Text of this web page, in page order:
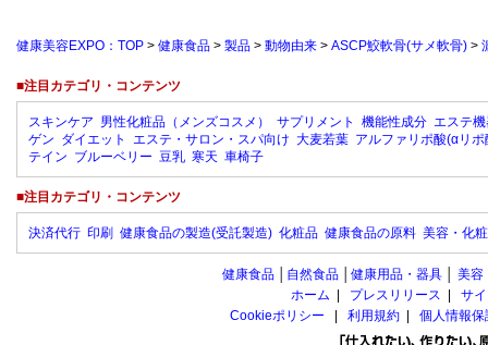
健康美容EXPO：TOP > 健康食品 > 製品 > 動物由来 > ASCP鮫軟骨(サメ軟骨) >
■注目カテゴリ・コンテンツ
スキンケア 男性化粧品（メンズコスメ） サプリメント 機能性成分 エステ
ゲン ダイエット エステ・サロン・スパ向け 大麦若葉 アルファリポ酸(αリポ
テイン ブルーベリー 豆乳 寒天 車椅子
■注目カテゴリ・コンテンツ
決済代行 印刷 健康食品の製造(受託製造) 化粧品 健康食品の原料 美容・化
健康食品 自然食品 健康用品・器具 美容
ホーム
プレスリリース
サ
Cookieポリシー
利用規約 個人情報